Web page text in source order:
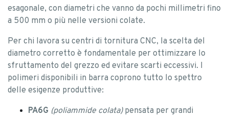
esagonale, con diametri che vanno da pochi millimetri fino
a 500 mm o più nelle versioni colate.
Per chi lavora su centri di tornitura CNC, la scelta del
diametro corretto è fondamentale per ottimizzare lo
sfruttamento del grezzo ed evitare scarti eccessivi. I
polimeri disponibili in barra coprono tutto lo spettro
delle esigenze produttive:
PA6G (poliammide colata)pensata per grandi